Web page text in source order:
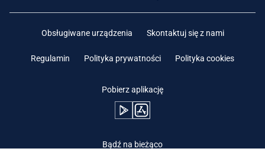
Obsługiwane urządzenia Skontaktuj się z nami
Regulamin Polityka prywatności Polityka cookies
Pobierz aplikację
Bądź na bieżąco